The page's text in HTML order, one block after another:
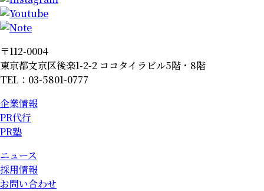
〒112-0004
東京都文京区後楽1-2-2 ココタイラビル5階・8階
TEL：03-5801-0777
企業情報
PR代行
PR塾
ニュース
採用情報
お問い合わせ